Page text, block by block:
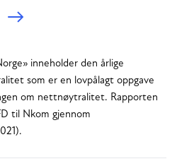
inneholder den årlige
som er en lovpålagt oppgave
om nettnøytralitet. Rapporten
til Nkom gjennom